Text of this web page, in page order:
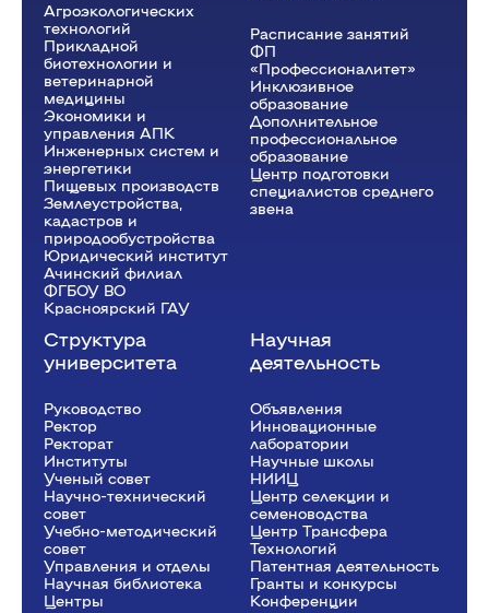
Агроэкологических
технологий
Прикладной
биотехнологии и
ветеринарной
медицины
Экономики и
управления АПК
Инженерных систем и
энергетики
Пищевых производств
Землеустройства,
кадастров и
природообустройства
Юридический институт
Ачинский филиал
ФГБОУ ВО
Красноярский ГАУ
Расписание занятий
ФП
«Профессионалитет»
Инклюзивное
образование
Дополнительное
профессиональное
образование
Центр подготовки
специалистов среднего
звена
Структура
университета
Руководство
Ректор
Рeкторат
Институты
Ученый совет
Научно-технический
совет
Учебно-методический
совет
Управления и отделы
Научная библиотека
Центры
Научная
деятельность
Объявления
Инновационные
лаборатории
Научные школы
НИИЦ
Центр селекции и
семеноводства
Центр Трансфера
Технологий
Патентная деятельность
Гранты и конкурсы
Конференции